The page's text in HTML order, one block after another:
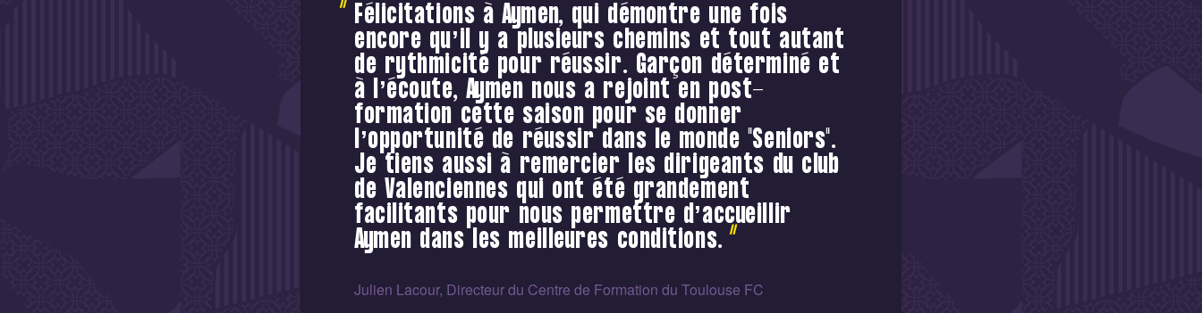
Félicitations à Aymen, qui démontre une fois
encore qu’il y a plusieurs chemins et tout autant
de rythmicité pour réussir. Garçon déterminé et
à l’écoute, Aymen nous a rejoint en post-
formation cette saison pour se donner
l’opportunité de réussir dans le monde "Seniors".
Je tiens aussi à remercier les dirigeants du club
de Valenciennes qui ont été grandement
facilitants pour nous permettre d’accueillir
Aymen dans les meilleures conditions.
Julien Lacour, Directeur du Centre de Formation du Toulouse FC